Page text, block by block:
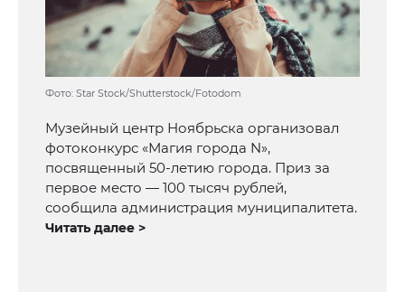
Фото: Star Stock/Shutterstock/Fotodom
Музейный центр Ноябрьска организовал
фотоконкурс «Магия города N»,
посвященный 50-летию города. Приз за
первое место — 100 тысяч рублей,
сообщила администрация муниципалитета.
Читать далее >